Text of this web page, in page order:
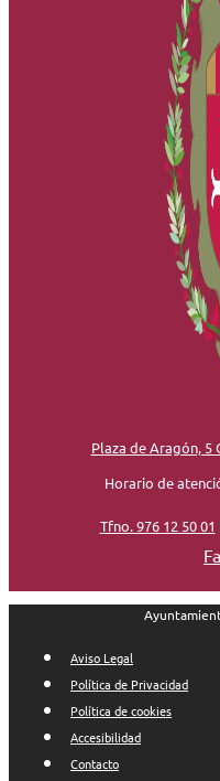
Plaza de Aragón, 5
Horario de
Tfno. 976 12 50 01
Aviso Legal
Política de Privacidad
Política de cookies
Accesibilidad
Contacto